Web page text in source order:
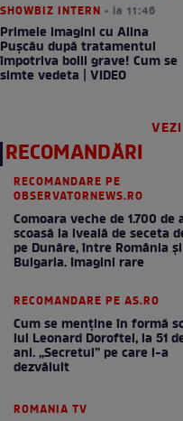
SHOWBIZ INTERN • la 11:46
Primele imagini cu Alina
Pușcău după tratamentul
împotriva bolii grave! Cum se
simte vedeta | VIDEO
RECOMANDĂRI
RECOMANDARE PE
OBSERVATORNEWS.RO
Comoara veche de 1.700 de
scoasă la iveală de seceta
pe Dunăre, între România şi
Bulgaria. Imagini rare
RECOMANDARE PE AS.RO
Cum se menţine în formă
lui Leonard Doroftei, la 51
ani. „Secretul” pe care l-a
dezvăluit
ROMANIA TV